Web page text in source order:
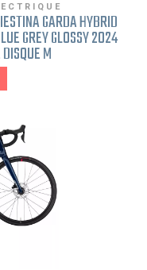
GARDA HYBRID
GREY GLOSSY 2024
M